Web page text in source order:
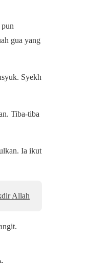
gua yang
Syekh
Tiba-tiba
Ia ikut
Allah